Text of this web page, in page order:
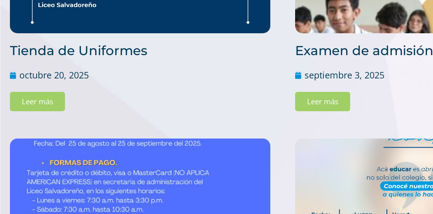
Tienda de Uniformes
octubre 20, 2025
Leer más
Examen de admisión
septiembre 3, 2025
Leer más